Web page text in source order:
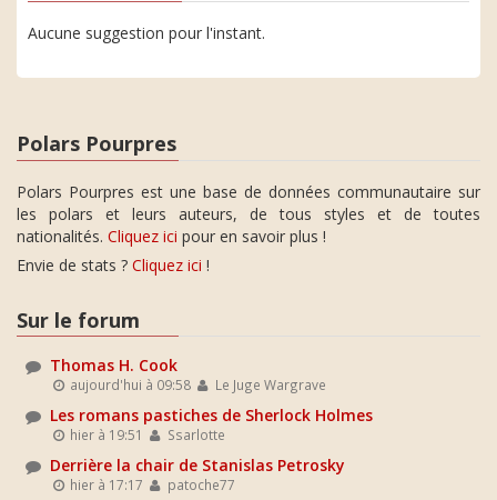
Aucune suggestion pour l'instant.
Polars Pourpres
Polars Pourpres est une base de données communautaire sur
les polars et leurs auteurs, de tous styles et de toutes
nationalités. Cliquez ici pour en savoir plus !
Envie de stats ? Cliquez ici !
Sur le forum
Thomas H. Cook
aujourd'hui à 09:58 Le Juge Wargrave
Les romans pastiches de Sherlock Holmes
hier à 19:51 Ssarlotte
Derrière la chair de Stanislas Petrosky
hier à 17:17 patoche77